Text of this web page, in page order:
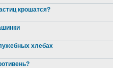
крошатся?
хлебах